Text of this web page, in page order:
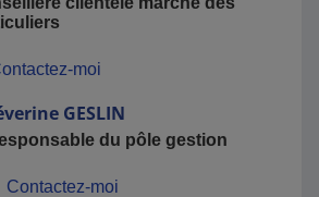
moi
GESLIN
du pôle gestion
Contactez-moi